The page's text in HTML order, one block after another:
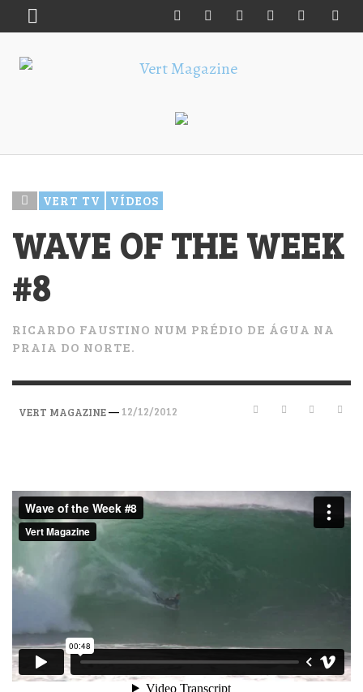
VERT TV VÍDEOS
WAVE OF THE WEEK
#8
RICARDO FAUSTINO NUM PRÉDIO DE ÁGUA NA
PRAIA DO NORTE.
VERT MAGAZINE— 12/12/2012